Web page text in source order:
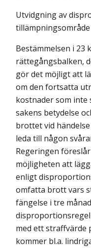
Utvidgning av
tillämpningsområde
Bestämmelsen i 23
rättegångsbalken,
gör det möjligt att
om den fortsatta
kostnader som
sakens betydelse
brottet vid
leda till någon
Regeringen
möjligheten att
enligt
omfatta brott vars
fängelse i tre
med ett straffvärde
kommer bl.a.